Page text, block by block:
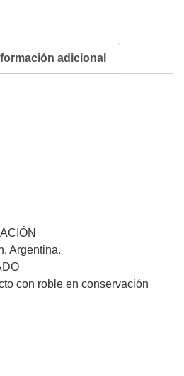
adicional
Argentina.
con roble en conservación